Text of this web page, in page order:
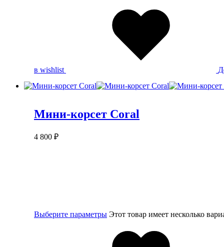
в wishlist
Мини-корсет Coral
4 800 ₽
Выберите параметры Этот товар имеет несколько